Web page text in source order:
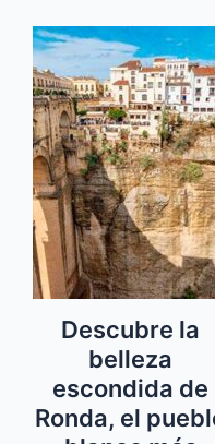
Descubre la
belleza
escondida de
Ronda, el